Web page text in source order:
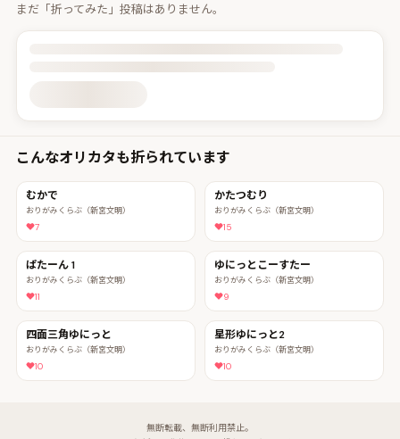
まだ「折ってみた」投稿はありません。
投稿詳細を読み込んでいます
こんなオリカタも折られています
むかで
おりがみくらぶ（新宮文明）
7
かたつむり
おりがみくらぶ（新宮文明）
15
ぱたーん 1
おりがみくらぶ（新宮文明）
11
ゆにっとこーすたー
おりがみくらぶ（新宮文明）
9
四面三角ゆにっと
おりがみくらぶ（新宮文明）
10
星形ゆにっと2
おりがみくらぶ（新宮文明）
10
無断転載、無断利用禁止。